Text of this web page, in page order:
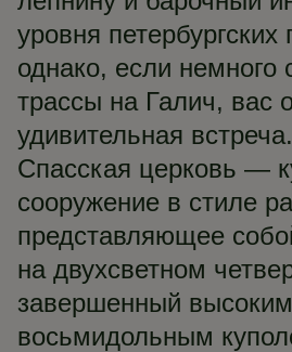
уровня петербургских
однако, если немного
трассы на Галич, вас
удивительная встреча.
Спасская церковь —
сооружение в стиле
представляющее
на двухсветном
завершенный высоким
восьмидольным